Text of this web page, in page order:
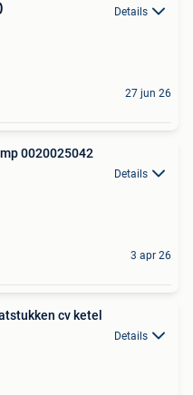
Details
27 jun 26
0020025042
Details
3 apr 26
cv ketel
Details